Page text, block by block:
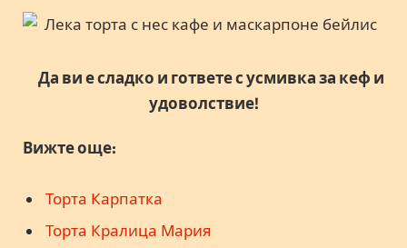
Да ви е сладко и гответе с усмивка за кеф и
удоволствие!
Вижте още:
Торта Карпатка
Торта Кралица Мария